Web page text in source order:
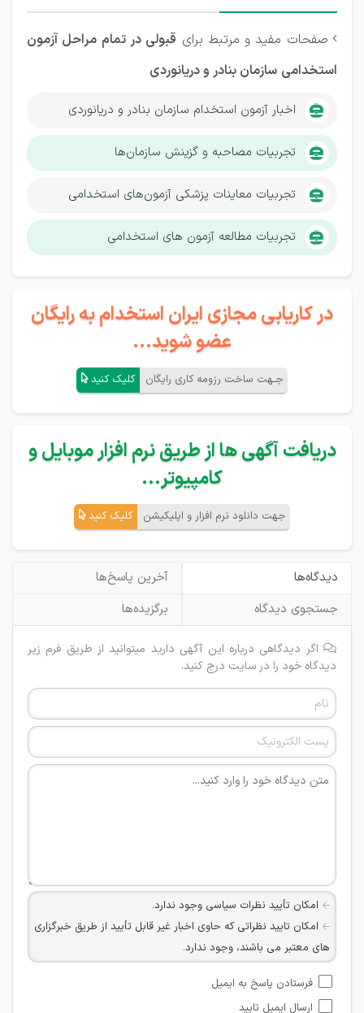
 صفحات مفید و مرتبط برای قبولی در تمام مراحل آزمون
استخدامی سازمان بنادر و دریانوردی
اخبار آزمون استخدام سازمان بنادر و دریانوردی
تجربیات مصاحبه و گزینش سازمان‌ها
تجربیات معاینات پزشکی آزمون‌های استخدامی
تجربیات مطالعه آزمون های استخدامی
در کاریابی مجازی ایران استخدام به رایگان
عضو شوید...
جـهت ساخت رزومه کاری رایگان کلیک کنید
دریافت آگهی ها از طریق نرم افزار موبایل و
کامپیوتر...
جهت دانلود نرم افزار و اپلیکیشن کلیک کنید
دیدگاه‌ها
آخرین پاسخ‌ها
جستجوی دیدگاه
برگزیده‌ها
اگر دیدگاهی درباره این آگهی دارید میتوانید از طریق فرم زیر
دیدگاه خود را در سایت درج کنید.
امکان تأیید نظرات سیاسی وجود ندارد.
امکان تایید نظراتی که حاوی اخبار غیر قابل تأیید از طریق خبرگزاری
های معتبر می باشند، وجود ندارد.
شبکه های مجازی ارتباطی می باشند وجود ندارد.
فرستادن پاسخ به ایمیل
ارسال ایمیل تایید